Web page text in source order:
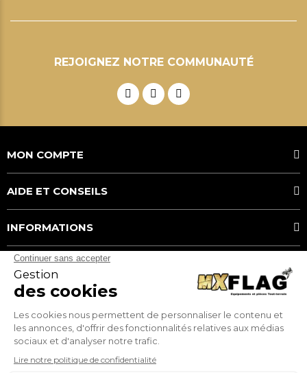
REJOIGNEZ NOTRE COMMUNAUTÉ
MON COMPTE
AIDE ET CONSEILS
INFORMATIONS
MOYENS DE PAIEMENT